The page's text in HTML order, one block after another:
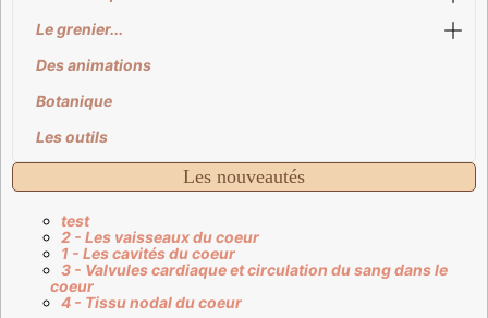
Le grenier...
Des animations
Botanique
Les outils
Les nouveautés
test
2 - Les vaisseaux du coeur
1 - Les cavités du coeur
3 - Valvules cardiaque et circulation du sang dans le
coeur
4 - Tissu nodal du coeur